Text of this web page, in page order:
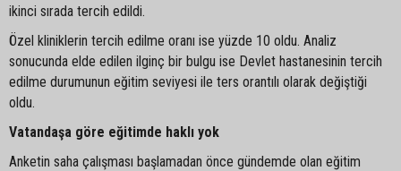
ikinci sırada tercih edildi.
Özel kliniklerin tercih edilme oranı ise yüzde 10 oldu. Analiz
sonucunda elde edilen ilginç bir bulgu ise Devlet hastanesinin tercih
edilme durumunun eğitim seviyesi ile ters orantılı olarak değiştiği
oldu.
Vatandaşa göre eğitimde haklı yok
Anketin saha çalışması başlamadan önce gündemde olan eğitim